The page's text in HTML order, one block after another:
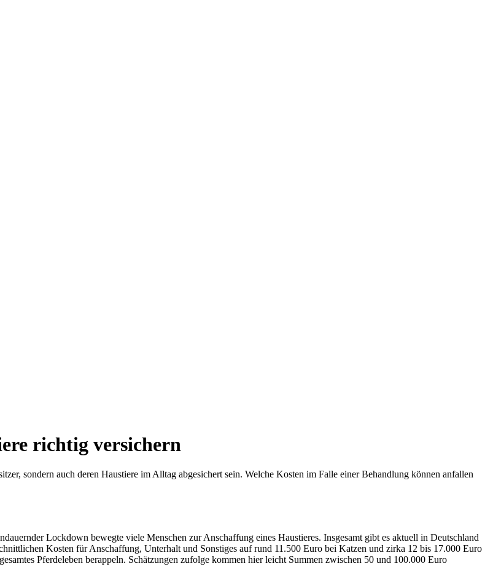
richtig versichern
sondern auch deren Haustiere im Alltag abgesichert sein. Welche Kosten im Falle einer Behandlung können anfallen
Lockdown bewegte viele Menschen zur Anschaffung eines Haustieres. Insgesamt gibt es aktuell in Deutschland
Kosten für Anschaffung, Unterhalt und Sonstiges auf rund 11.500 Euro bei Katzen und zirka 12 bis 17.000 Euro
Pferdeleben berappeln. Schätzungen zufolge kommen hier leicht Summen zwischen 50 und 100.000 Euro